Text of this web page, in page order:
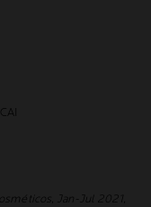
Jan-Jul 2021,